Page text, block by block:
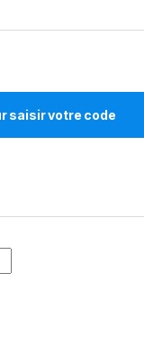
saisir votre code